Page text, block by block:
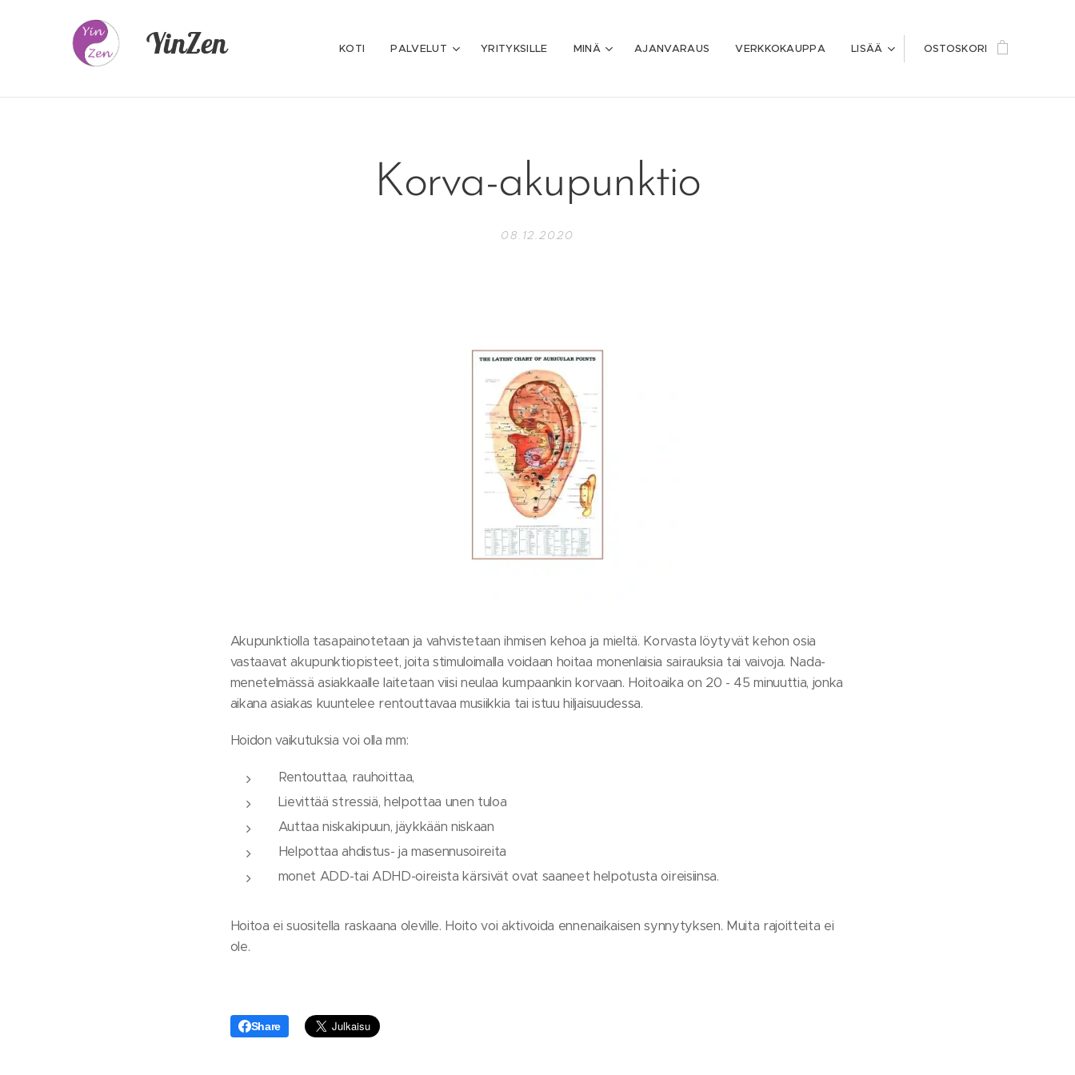
YinZen KOTI PALVELUT YRITYKSILLE MINÄ AJANVARAUS VERKKOKAUPPA LISÄÄ OSTOSKORI
Korva-akupunktio
08.12.2020
Akupunktiolla tasapainotetaan ja vahvistetaan ihmisen kehoa ja mieltä. Korvasta löytyvät kehon osia
vastaavat akupunktiopisteet, joita stimuloimalla voidaan hoitaa monenlaisia sairauksia tai vaivoja. Nada-
menetelmässä asiakkaalle laitetaan viisi neulaa kumpaankin korvaan. Hoitoaika on 20 - 45 minuuttia, jonka
aikana asiakas kuuntelee rentouttavaa musiikkia tai istuu hiljaisuudessa.
Hoidon vaikutuksia voi olla mm:
Rentouttaa, rauhoittaa,
Lievittää stressiä, helpottaa unen tuloa
Auttaa niskakipuun, jäykkään niskaan
Helpottaa ahdistus- ja masennusoireita
monet ADD-tai ADHD-oireista kärsivät ovat saaneet helpotusta oireisiinsa.
Hoitoa ei suositella raskaana oleville. Hoito voi aktivoida ennenaikaisen synnytyksen. Muita rajoitteita ei
ole.
Share